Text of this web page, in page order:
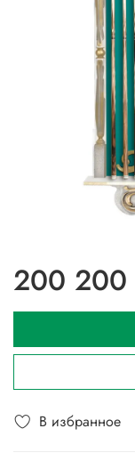
В избранное
200